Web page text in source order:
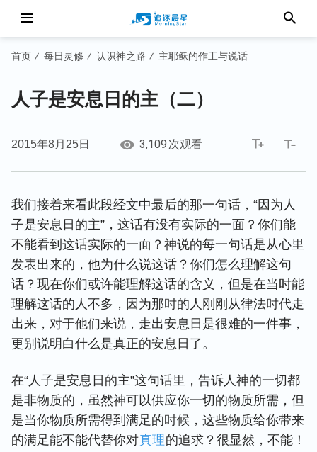
首页 / 每日灵修 / 认识神之路 / 主耶稣的作工与说话
人子是安息日的主（二）
2015年8月25日 3,109 次观看
我们接着来看此段经文中最后的那一句话，“因为人
子是安息日的主”，这话有没有实际的一面？你们能
不能看到这话实际的一面？神说的每一句话是从心里
发表出来的，他为什么说这话？你们怎么理解这句
话？现在你们或许能理解这话的含义，但是在当时能
理解这话的人不多，因为那时的人刚刚从律法时代走
出来，对于他们来说，走出安息日是很难的一件事，
更别说明白什么是真正的安息日了。
在“人子是安息日的主”这句话里，告诉人神的一切都
是非物质的，虽然神可以供应你一切的物质所需，但
是当你物质所需得到满足的时候，这些物质给你带来
的满足能不能代替你对真理的追求？很显然，不能！